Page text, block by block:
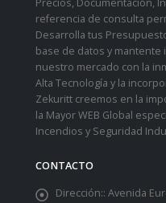
referencia de consulta
Desarrolla tus
base de datos y
nuestro mercado con la
Alta Tecnología y la
Zekuritt creemos en la
la Mayor WEB Global
Incendios y Seguridad
CONTACTO
Dirección:: Avenida